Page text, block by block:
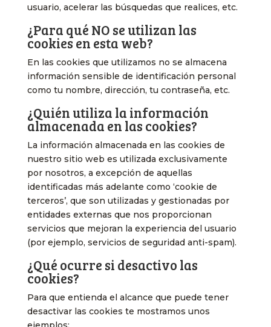
usuario, acelerar las búsquedas que realices, etc.
¿Para qué NO se utilizan las
cookies en esta web?
En las cookies que utilizamos no se almacena
información sensible de identificación personal
como tu nombre, dirección, tu contraseña, etc.
¿Quién utiliza la información
almacenada en las cookies?
La información almacenada en las cookies de
nuestro sitio web es utilizada exclusivamente
por nosotros, a excepción de aquellas
identificadas más adelante como ‘cookie de
terceros’, que son utilizadas y gestionadas por
entidades externas que nos proporcionan
servicios que mejoran la experiencia del usuario
(por ejemplo, servicios de seguridad anti-spam).
¿Qué ocurre si desactivo las
cookies?
Para que entienda el alcance que puede tener
desactivar las cookies te mostramos unos